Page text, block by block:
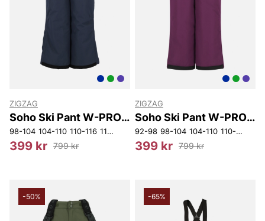
ZIGZAG
Soho Ski Pant W-PRO
10000.
98-104 104-110 110-116 116-122 140-146 152-158
399 kr 799 kr
ZIGZAG
Soho Ski Pant W-PRO
10000.
92-98 98-104 104-110 110-116
399 kr 799 kr
-50% -65%